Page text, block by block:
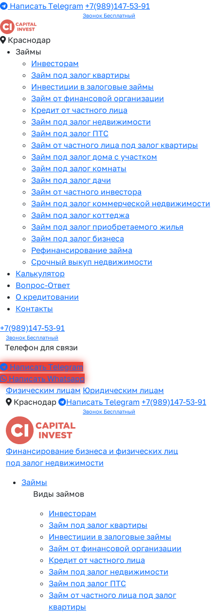
Написать Telegram +7(989)147-53-91
Звонок Бесплатный
Краснодар
Займы
Инвесторам
Займ под залог квартиры
Инвестиции в залоговые займы
Займ от финансовой организации
Кредит от частного лица
Займ под залог недвижимости
Займ под залог ПТС
Займ от частного лица под залог квартиры
Займ под залог дома с участком
Займ под залог комнаты
Займ под залог дачи
Займ от частного инвестора
Займ под залог коммерческой недвижимости
Займ под залог коттеджа
Займ под залог приобретаемого жилья
Займ под залог бизнеса
Рефинансирование займа
Срочный выкуп недвижимости
Калькулятор
Вопрос-Ответ
О кредитовании
Контакты
+7(989)147-53-91
Звонок Бесплатный
Телефон для связи
Написать Telegram
Написать Whatsapp
Физическим лицам Юридическим лицам
Краснодар
Написать Telegram +7(989)147-53-91
Звонок Бесплатный
Финансирование бизнеса и физических лиц
под залог недвижимости
Займы
Виды займов
Инвесторам
Займ под залог квартиры
Инвестиции в залоговые займы
Займ от финансовой организации
Кредит от частного лица
Займ под залог недвижимости
Займ под залог ПТС
Займ от частного лица под залог
квартиры